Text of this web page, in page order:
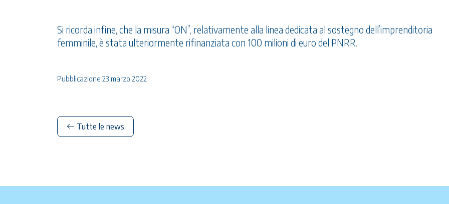
Si ricorda infine, che la misura “ON”, relativamente alla linea dedicata al sostegno dell’imprenditoria
femminile, è stata ulteriormente rifinanziata con 100 milioni di euro del PNRR.
Pubblicazione 23 marzo 2022
Tutte le news